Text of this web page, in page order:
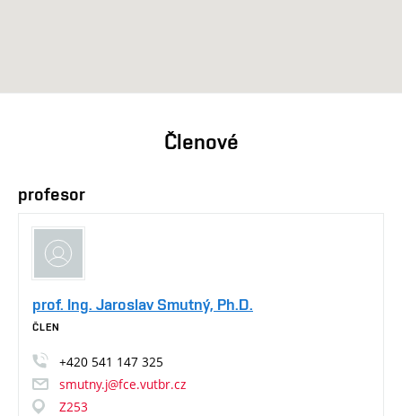
Členové
profesor
prof. Ing. Jaroslav Smutný, Ph.D.
ČLEN
+420 541 147 325
smutny.j@fce.vutbr.cz
Z253